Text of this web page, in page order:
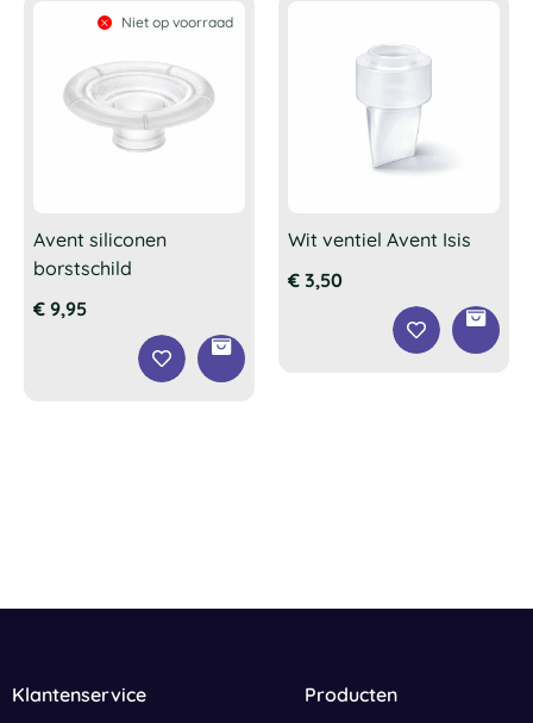
Niet op voorraad
Avent siliconen
borstschild
€ 9,95
Wit ventiel Avent Isis
€ 3,50
Klantenservice
Producten